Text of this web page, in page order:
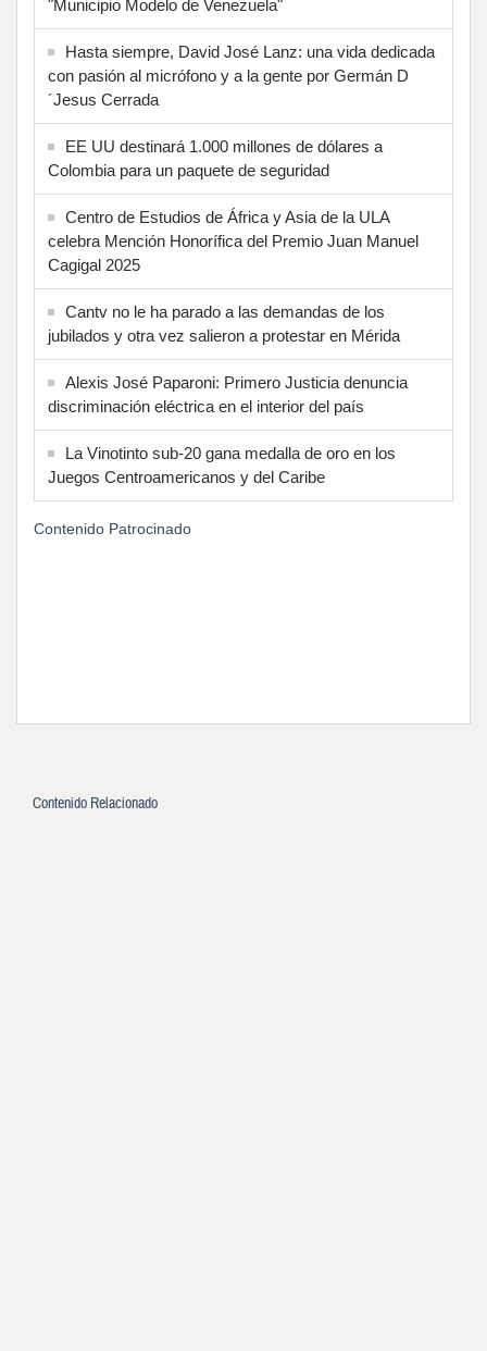
"Municipio Modelo de Venezuela"
Hasta siempre, David José Lanz: una vida dedicada
con pasión al micrófono y a la gente por Germán D
´Jesus Cerrada
EE UU destinará 1.000 millones de dólares a
Colombia para un paquete de seguridad
Centro de Estudios de África y Asia de la ULA
celebra Mención Honorífica del Premio Juan Manuel
Cagigal 2025
Cantv no le ha parado a las demandas de los
jubilados y otra vez salieron a protestar en Mérida
Alexis José Paparoni: Primero Justicia denuncia
discriminación eléctrica en el interior del país
La Vinotinto sub-20 gana medalla de oro en los
Juegos Centroamericanos y del Caribe
Contenido Patrocinado
Contenido Relacionado